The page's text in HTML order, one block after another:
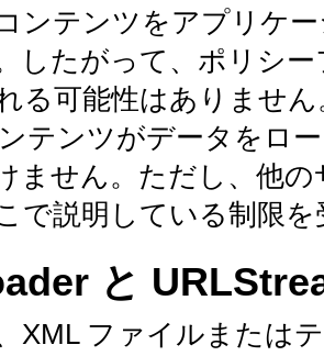
ンテンツをアプリケ
したがって、ポリシ
る可能性はありませ
テンツがデータをロ
ません。ただし、他
で説明している制限を
と
XML ファイルまたは